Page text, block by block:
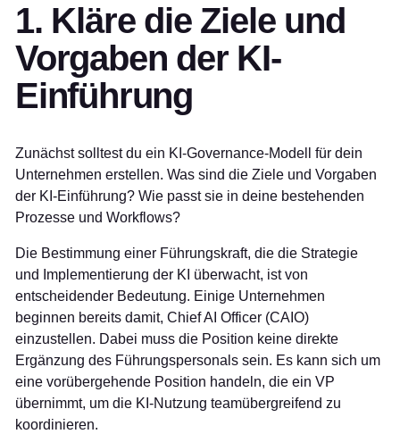
1. Kläre die Ziele und
Vorgaben der KI-
Einführung
Zunächst solltest du ein KI-Governance-Modell für dein
Unternehmen erstellen. Was sind die Ziele und Vorgaben
der KI-Einführung? Wie passt sie in deine bestehenden
Prozesse und Workflows?
Die Bestimmung einer Führungskraft, die die Strategie
und Implementierung der KI überwacht, ist von
entscheidender Bedeutung. Einige Unternehmen
beginnen bereits damit, Chief AI Officer (CAIO)
einzustellen. Dabei muss die Position keine direkte
Ergänzung des Führungspersonals sein. Es kann sich um
eine vorübergehende Position handeln, die ein VP
übernimmt, um die KI-Nutzung teamübergreifend zu
koordinieren.